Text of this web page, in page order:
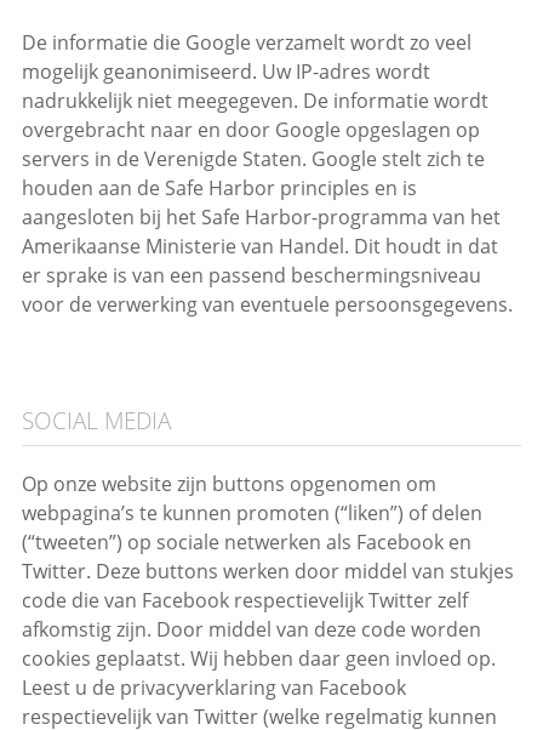
De informatie die Google verzamelt wordt zo veel
mogelijk geanonimiseerd. Uw IP-adres wordt
nadrukkelijk niet meegegeven. De informatie wordt
overgebracht naar en door Google opgeslagen op
servers in de Verenigde Staten. Google stelt zich te
houden aan de Safe Harbor principles en is
aangesloten bij het Safe Harbor-programma van het
Amerikaanse Ministerie van Handel. Dit houdt in dat
er sprake is van een passend beschermingsniveau
voor de verwerking van eventuele persoonsgegevens.
SOCIAL MEDIA
Op onze website zijn buttons opgenomen om
webpagina’s te kunnen promoten (“liken”) of delen
(“tweeten”) op sociale netwerken als Facebook en
Twitter. Deze buttons werken door middel van stukjes
code die van Facebook respectievelijk Twitter zelf
afkomstig zijn. Door middel van deze code worden
cookies geplaatst. Wij hebben daar geen invloed op.
Leest u de privacyverklaring van Facebook
respectievelijk van Twitter (welke regelmatig kunnen